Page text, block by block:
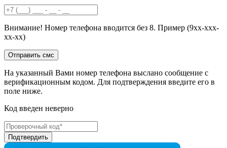
Внимание! Номер телефона вводится без 8. Пример (9хх-ххх-
хх-хх)
На указанный Вами номер телефона выслано сообщение с
верификационным кодом. Для подтверждения введите его в
поле ниже.
Код введен неверно